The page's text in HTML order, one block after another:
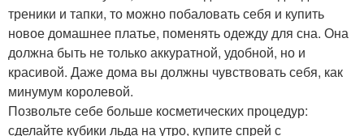
треники и тапки, то можно побаловать себя и купить
новое домашнее платье, поменять одежду для сна. Она
должна быть не только аккуратной, удобной, но и
красивой. Даже дома вы должны чувствовать себя, как
минумум королевой.
Позвольте себе больше косметических процедур:
сделайте кубики льда на утро, купите спрей с